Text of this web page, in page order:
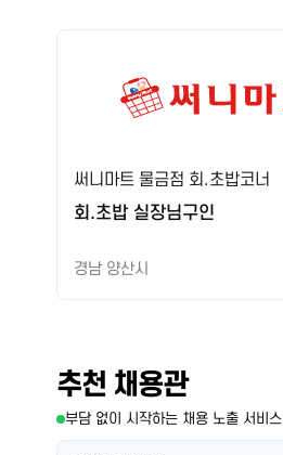
써니마트 물금점 회.초밥코너
회.초밥 실장님구인
경남 양산시
추천 채용관
부담 없이 시작하는 채용 노출 서비스